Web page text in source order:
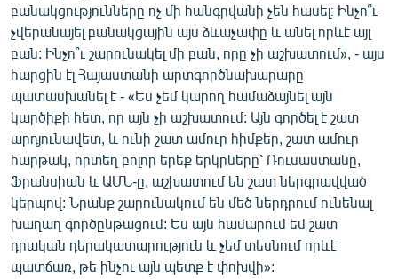
բանակցությունները ոչ մի հանգրվանի չեն հասել։ Ինչո՞ւ
չվերանայել բանակցային այս ձևաչափը և անել որևէ այլ
բան: Ինչո՞ւ շարունակել մի բան, որը չի աշխատում», - այս
հարցին էլ Հայաստանի արտգործնախարարը
պատասխանել է - «Ես չեմ կարող համաձայնել այն
կարծիքի հետ, որ այն չի աշխատում: Այն գործել է շատ
արդյունավետ, և ունի շատ ամուր հիմքեր, շատ ամուր
հարթակ, որտեղ բոլոր երեք երկրները՝ Ռուսաստանը,
Ֆրանսիան և ԱՄՆ-ը, աշխատում են շատ ներգրավված
կերպով: Նրանք շարունակում են մեծ ներդրում ունենալ
խաղաղ գործընթացում: Ես այն համարում եմ շատ
դրական դերակատարություն և չեմ տեսնում որևէ
պատճառ, թե ինչու այն պետք է փոխվի»: